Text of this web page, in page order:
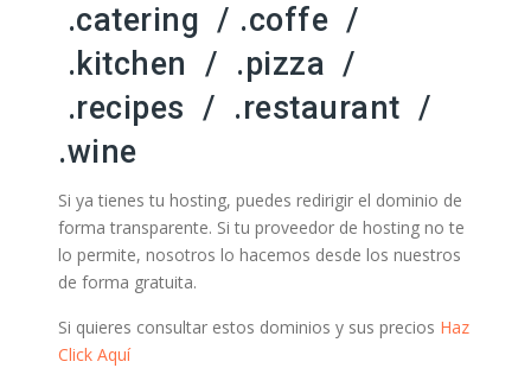
.catering / .coffe /
.kitchen / .pizza /
.recipes / .restaurant /
.wine
Si ya tienes tu hosting, puedes redirigir el dominio de
forma transparente. Si tu proveedor de hosting no te
lo permite, nosotros lo hacemos desde los nuestros
de forma gratuita.
Si quieres consultar estos dominios y sus precios Haz
Click Aquí